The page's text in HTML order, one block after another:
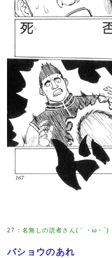
27 ：名無しの読者さん(｀・ω・´)
バショウのあれ